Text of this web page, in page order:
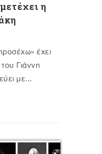
η
έχει
Γιάννη
με...